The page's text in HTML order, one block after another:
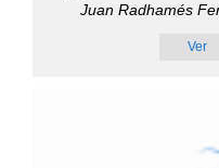
Juan Radhamés
Ver